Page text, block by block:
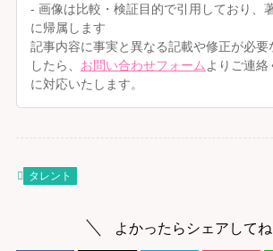
- 画像は比較・検証目的で引用しており、
に帰属します
記事内容に事実と異なる記載や修正が必要
したら、 お問い合わせフォーム よりご連絡
に対応いたします。
タレント
よかったらシェアしてね